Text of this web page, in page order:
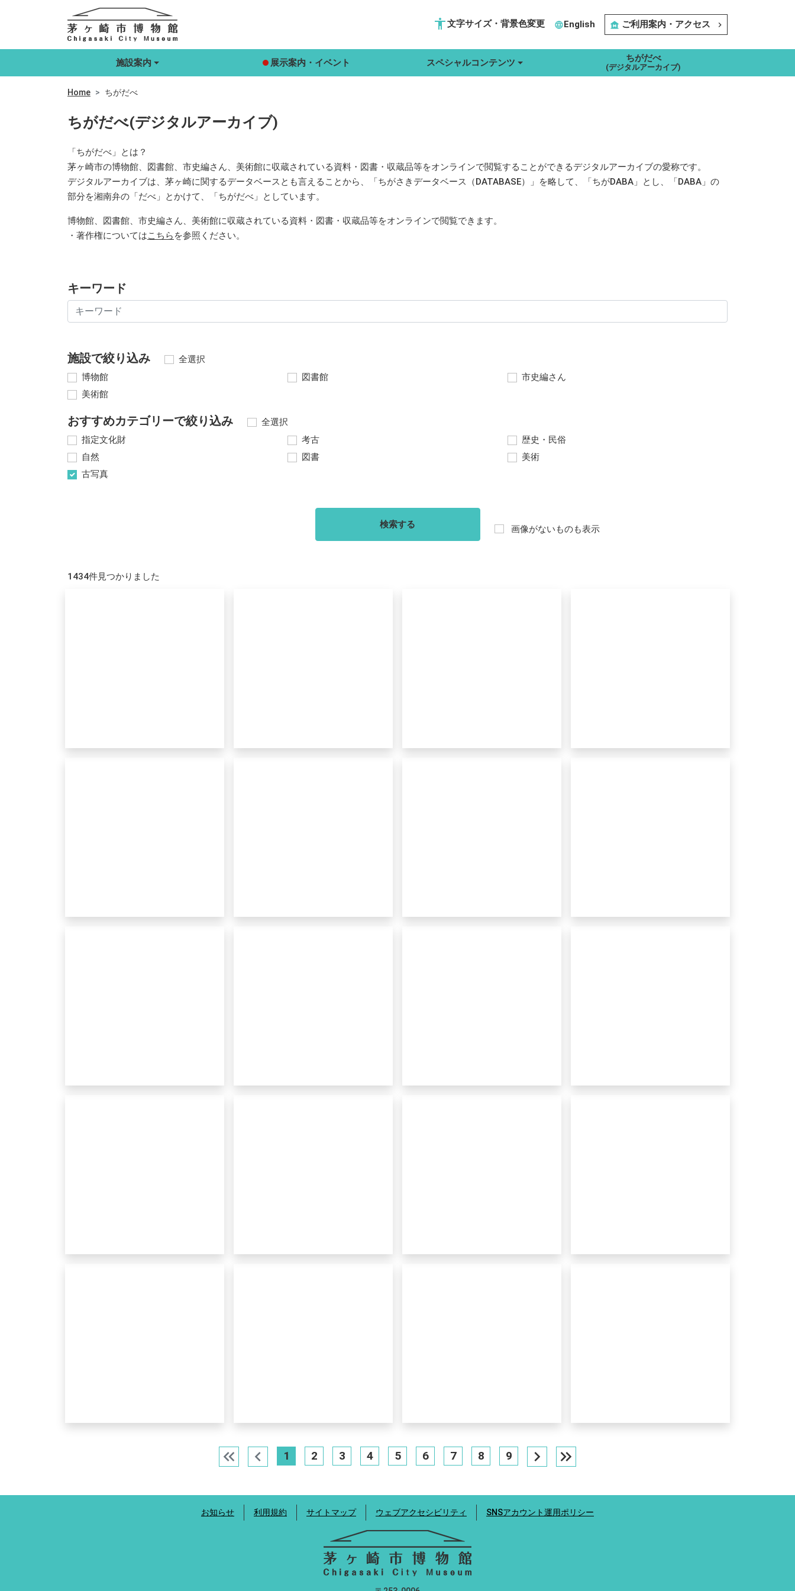
museum ご利用案内・アクセス navigate_next
accessibility文字サイズ・背景色変更 languageEnglish
施設案内 展示案内・イベント スペシャルコンテンツ ちがだべ
(デジタルアーカイブ)
Home ちがだべ
ちがだべ(デジタルアーカイブ)
「ちがだべ」とは？
茅ヶ崎市の博物館、図書館、市史編さん、美術館に収蔵されている資料・図書・収蔵品等をオンラインで閲覧することができるデジタルアーカイブの愛称です。
デジタルアーカイブは、茅ヶ崎に関するデータベースとも言えることから、「ちがさきデータベース（DATABASE）」を略して、「ちがDABA」とし、「DABA」の
部分を湘南弁の「だべ」とかけて、「ちがだべ」としています。
博物館、図書館、市史編さん、美術館に収蔵されている資料・図書・収蔵品等をオンラインで閲覧できます。
・著作権についてはこちら を参照ください。
キーワード
施設で絞り込み
全選択
博物館
図書館
市史編さん
美術館
おすすめカテゴリーで絞り込み
全選択
指定文化財
考古
歴史・民俗
自然
図書
美術
古写真
検索する 画像がないものも表示
1434件見つかりました
keyboard_double_arrow_left chevron_left 1 2 3 4 5 6 7 8 9 chevron_right keyboard_double_arrow_right
お知らせ 利用規約 サイトマップ ウェブアクセシビリティ SNSアカウント運用ポリシー